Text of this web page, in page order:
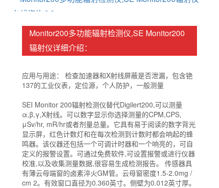
Monitor200多功能辐射检测仪,SE Monitor200
辐射仪详细介绍：
应用与用途： 检查加速器和X射线屏蔽是否泄漏，包含铯
137的工业仪表，定位源，个人防护，一般测量
SEI Monitor 200辐射检测仪替代Digilert200,可以测量
α,β,γ,X射线。可以数字显示你选择测量的CPM,CPS,
μSv/hr, mR/hr或者剂量总量。它具有易于阅读的数字背光
显示屏，红色计数灯和在每次检测到计数时都会响起的蜂
鸣器。该仪器还包括一个可调计时器和一个响亮的，可自
定义的报警设置。可通过免费软件,可设置报警或进行仪器
校准,以及收集测量数据,很容易生成检测报告。 传感器具
有薄云母端窗的卤素淬火GM管。云母窗密度1.5-2.0mg /
cm 2。有效窗口直径为0.360英寸。侧壁为0.012英寸厚。